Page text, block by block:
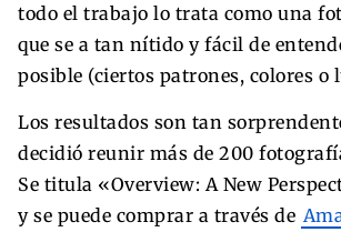
todo el trabajo lo trata como una
que se a tan nítido y fácil de
posible (ciertos patrones, colores o
Los resultados son tan
decidió reunir más de 200
Se titula «Overview: A New
y se puede comprar a través de